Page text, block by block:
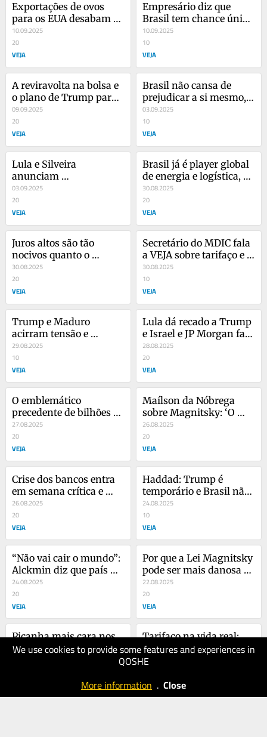
We use cookies to provide some features and experiences in
QOSHE
More information . Close
Exportações de ovos
para os EUA desabam
90%, mas nem tudo
está perdido
10.09.2025
20
VEJA
Empresário diz que
Brasil tem chance única
de negociar tarifas com
Trump
10.09.2025
10
VEJA
A reviravolta na bolsa e
o plano de Trump para
rever tarifas pelo
mundo
09.09.2025
20
VEJA
Brasil não cansa de
prejudicar a si mesmo,
diz Pfeifer sobre retaliar
EUA
03.09.2025
10
VEJA
Lula e Silveira
anunciam
regulamentação de
mercado bilionário de
energia
03.09.2025
20
VEJA
Brasil já é player global
de energia e logística,
diz VP da Cosan
30.08.2025
20
VEJA
Juros altos são tão
nocivos quanto o
tarifaço, diz secretário
do MDIC
30.08.2025
20
VEJA
Secretário do MDIC fala
a VEJA sobre tarifaço e
pessimismo da
indústria
30.08.2025
10
VEJA
Trump e Maduro
acirram tensão e
Haddad se prepara para
armadilha
29.08.2025
10
VEJA
Lula dá recado a Trump
e Israel e JP Morgan fala
em situação grave nos
EUA
28.08.2025
20
VEJA
O emblemático
precedente de bilhões
caso os bancos não
sancionem Moraes
27.08.2025
20
VEJA
Maílson da Nóbrega
sobre Magnitsky: ‘O
STF precisa rever sua
decisão’
26.08.2025
20
VEJA
Crise dos bancos entra
em semana crítica e
Alckmin relativiza
tarifas
26.08.2025
20
VEJA
Haddad: Trump é
temporário e Brasil não
pode ser quintal de
ninguém
24.08.2025
10
VEJA
“Não vai cair o mundo”:
Alckmin diz que país
tem destino para café e
carne
24.08.2025
20
VEJA
Por que a Lei Magnitsky
pode ser mais danosa
para o Banco do Brasil?
22.08.2025
20
VEJA
Picanha mais cara nos
EUA: Tarifaço joga preço
Tarifaço na vida real:
Gerdau surpreende a
bolsa com primeira
02.08.2025
VEJA